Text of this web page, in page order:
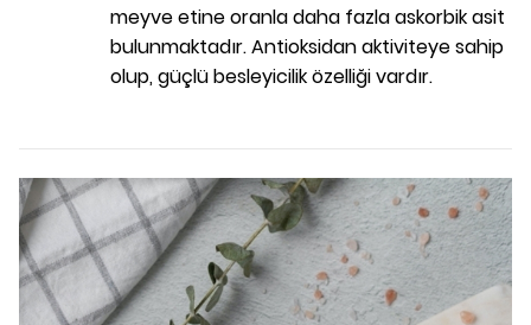
meyve etine oranla daha fazlaaskorbik asit
bulunmaktadır.Antioksidanaktiviteye sahip
olup, güçlü besleyicilik özelliği vardır.